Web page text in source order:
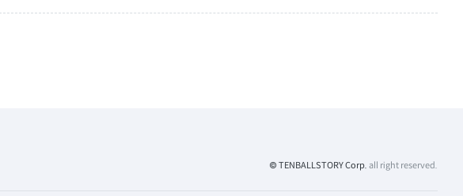
© TENBALLSTORY Corp. all right reserved.